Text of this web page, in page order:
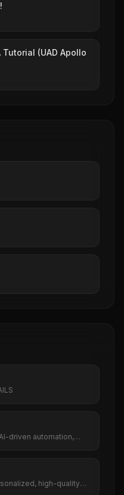
Tutorial (UAD Apollo
driven automation,
high-quality